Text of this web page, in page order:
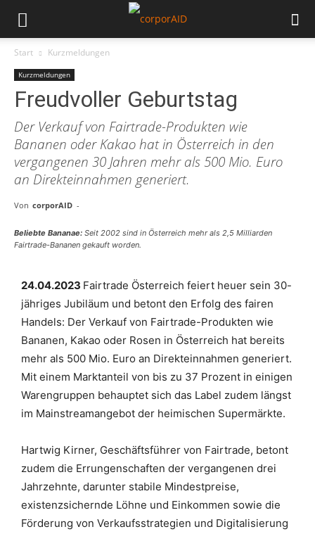
Start Kurzmeldungen
Kurzmeldungen
Freudvoller Geburtstag
Der Verkauf von Fairtrade-Produkten wie
Bananen oder Kakao hat in Österreich in den
vergangenen 30 Jahren mehr als 500 Mio. Euro
an Direkteinnahmen generiert.
Von corporAID -
Beliebte Bananae: Seit 2002 sind in Österreich mehr als 2,5 Milliarden
Fairtrade-Bananen gekauft worden.
24.04.2023 Fairtrade Österreich feiert heuer sein 30-
jähriges Jubiläum und betont den Erfolg des fairen
Handels: Der Verkauf von Fairtrade-Produkten wie
Bananen, Kakao oder Rosen in Österreich hat bereits
mehr als 500 Mio. Euro an Direkteinnahmen generiert.
Mit einem Marktanteil von bis zu 37 Prozent in einigen
Warengruppen behauptet sich das Label zudem längst
im Mainstreamangebot der heimischen Supermärkte.
Hartwig Kirner, Geschäftsführer von Fairtrade, betont
zudem die Errungenschaften der vergangenen drei
Jahrzehnte, darunter stabile Mindestpreise,
existenzsichernde Löhne und Einkommen sowie die
Förderung von Verkaufsstrategien und Digitalisierung